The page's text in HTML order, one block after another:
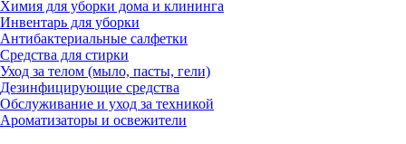
Химия для уборки дома и клининга
Инвентарь для уборки
Антибактериальные салфетки
Средства для стирки
Уход за телом (мыло, пасты, гели)
Дезинфицирующие средства
Обслуживание и уход за техникой
Ароматизаторы и освежители